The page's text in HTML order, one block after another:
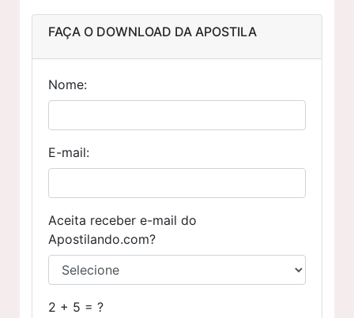
FAÇA O DOWNLOAD DA APOSTILA
Nome:
E-mail:
Aceita receber e-mail do
Apostilando.com?
2 + 5 = ?